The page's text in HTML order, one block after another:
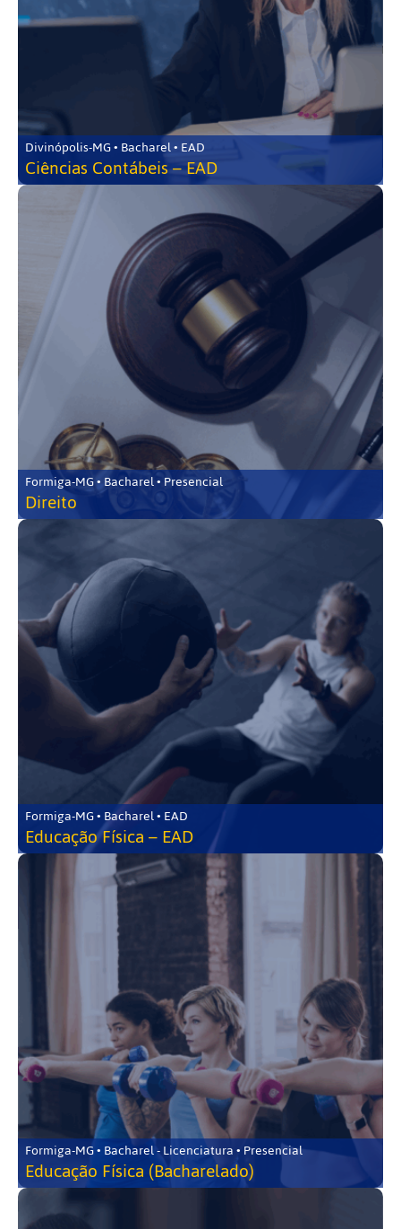
Divinópolis-MG • Bacharel • EAD
Ciências Contábeis – EAD
Formiga-MG • Bacharel • Presencial
Direito
Formiga-MG • Bacharel • EAD
Educação Física – EAD
Formiga-MG • Bacharel - Licenciatura • Presencial
Educação Física (Bacharelado)